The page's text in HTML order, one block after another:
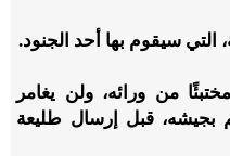
سيقوم بها أحد الجنود.
من ورائه، ولن يغامر
بجيشه، قبل إرسال طليعة